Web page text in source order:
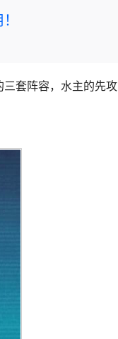
套阵容，水主的先攻